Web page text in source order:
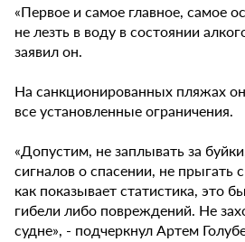
«Первое и самое главное, самое
не лезть в воду в состоянии
заявил он.
На санкционированных пляжах
все установленные ограничения.
«Допустим, не заплывать за
сигналов о спасении, не прыгать
как показывает статистика, это
гибели либо повреждений. Не
судне», - подчеркнул Артем